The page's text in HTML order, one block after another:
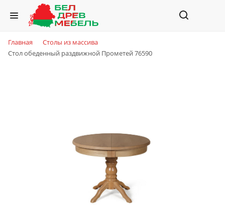
Главная
Столы из массива
Стол обеденный раздвижной Прометей 76590